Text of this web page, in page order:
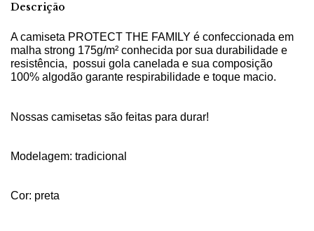
Descrição
A camiseta PROTECT THE FAMILY é confeccionada em
malha strong 175g/m² conhecida por sua durabilidade e
resistência, possui gola canelada e sua composição
100% algodão garante respirabilidade e toque macio.
Nossas camisetas são feitas para durar!
Modelagem: tradicional
Cor: preta